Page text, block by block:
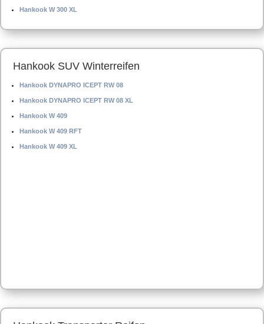
Hankook W 300 XL
Hankook SUV Winterreifen
Hankook DYNAPRO ICEPT RW 08
Hankook DYNAPRO ICEPT RW 08 XL
Hankook W 409
Hankook W 409 RFT
Hankook W 409 XL